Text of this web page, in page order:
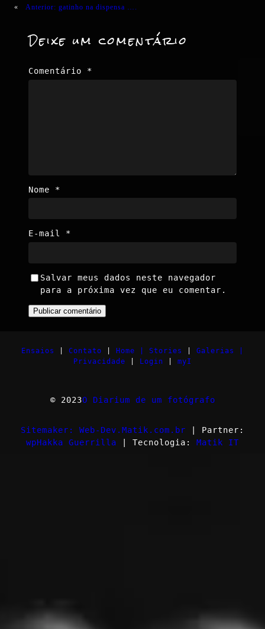
« Anterior: gatinho na dispensa ….
Deixe um comentário
Comentário *
Nome *
E-mail *
Salvar meus dados neste navegador
para a próxima vez que eu comentar.
Ensaios Contato Home | Stories
Galerias |
Privacidade
Login myI
© 2023O Diarium de um fotógrafo
Sitemaker: Web-Dev.Matik.com.br | Partner:
wpHakka Guerrilla | Tecnologia: Matik IT